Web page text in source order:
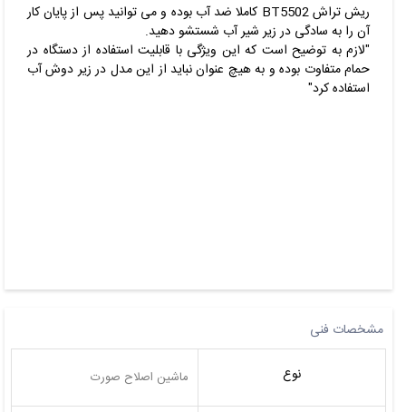
ریش تراشBT5502 کاملا ضد آب بوده و می توانید پس از پایان کار
آن را به سادگی در زیر شیر آب شستشو دهید.
"لازم به توضیح است که این ویژگی با قابلیت استفاده از دستگاه در
حمام متفاوت بوده و به هیچ عنوان نباید از این مدل در زیر دوش آب
استفاده کرد"
مشخصات فنی
نوع ماشین اصلاح صورت